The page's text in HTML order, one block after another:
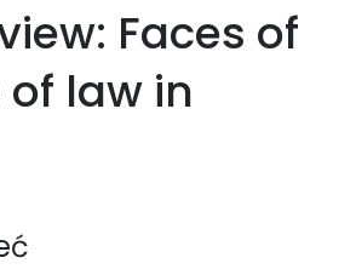
Faces of
law in